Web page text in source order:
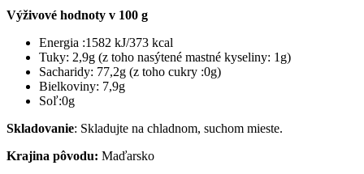
Výživové hodnoty v 100 g
Energia :1582 kJ/373 kcal
Tuky: 2,9g (z toho nasýtené mastné kyseliny: 1g)
Sacharidy: 77,2g (z toho cukry :0g)
Bielkoviny: 7,9g
Soľ:0g
Skladovanie: Skladujte na chladnom, suchom mieste.
Krajina pôvodu: Maďarsko